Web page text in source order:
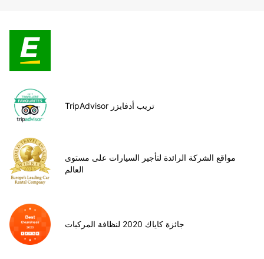
TripAdvisor تريب أدفايزر
مواقع الشركة الرائدة لتأجير السيارات على مستوى
العالم
جائزة كاياك 2020 لنظافة المركبات